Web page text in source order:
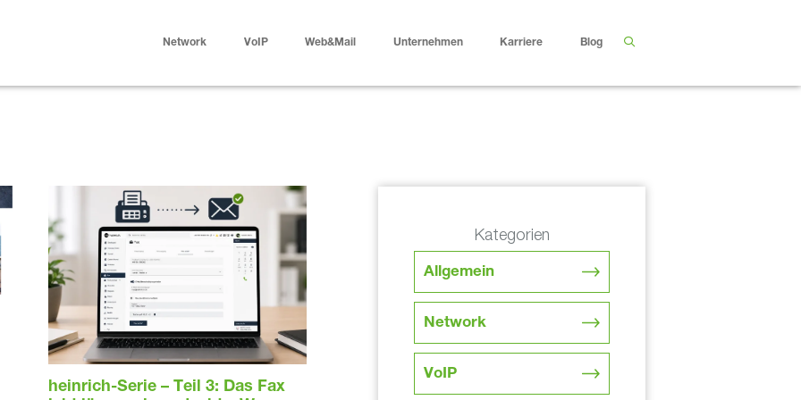
Network VoIP Web&Mail Unternehmen Karriere Blog
heinrich-Serie – Teil 3: Das Fax
Kategorien
Allgemein
Network
VoIP